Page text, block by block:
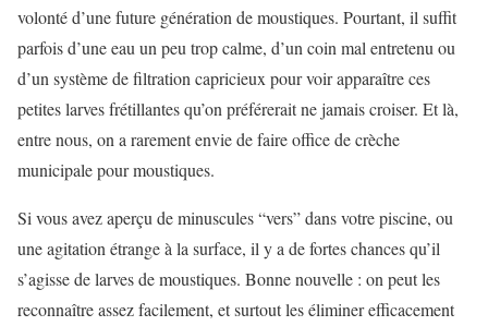
volonté d’une future génération de moustiques. Pourtant, il suffit
parfois d’une eau un peu trop calme, d’un coin mal entretenu ou
d’un système de filtration capricieux pour voir apparaître ces
petites larves frétillantes qu’on préférerait ne jamais croiser. Et là,
entre nous, on a rarement envie de faire office de crèche
municipale pour moustiques.
Si vous avez aperçu de minuscules “vers” dans votre piscine, ou
une agitation étrange à la surface, il y a de fortes chances qu’il
s’agisse de larves de moustiques. Bonne nouvelle : on peut les
reconnaître assez facilement, et surtout les éliminer efficacement